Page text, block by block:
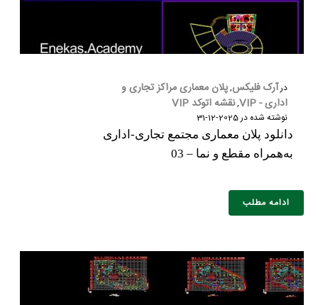
درآرک فلیکس,پلان معماری مراکز تجاری و
اداری - VIP
,نقشه اتوکد VIP
نوشته شده در2025-12-31
دانلود پلان معماری مجتمع تجاری-اداری
به‌همراه مقطع و نما – 03
ادامه مطلب